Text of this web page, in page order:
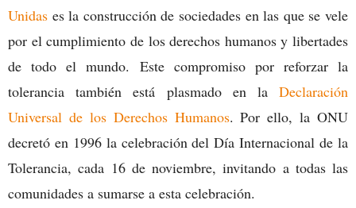
Unidas es la construcción de sociedades en las que se vele
por el cumplimiento de los derechos humanos y libertades
de todo el mundo. Este compromiso por reforzar la
tolerancia también está plasmado en la Declaración
Universal de los Derechos Humanos. Por ello, la ONU
decretó en 1996 la celebración del Día Internacional de la
Tolerancia, cada 16 de noviembre, invitando a todas las
comunidades a sumarse a esta celebración.